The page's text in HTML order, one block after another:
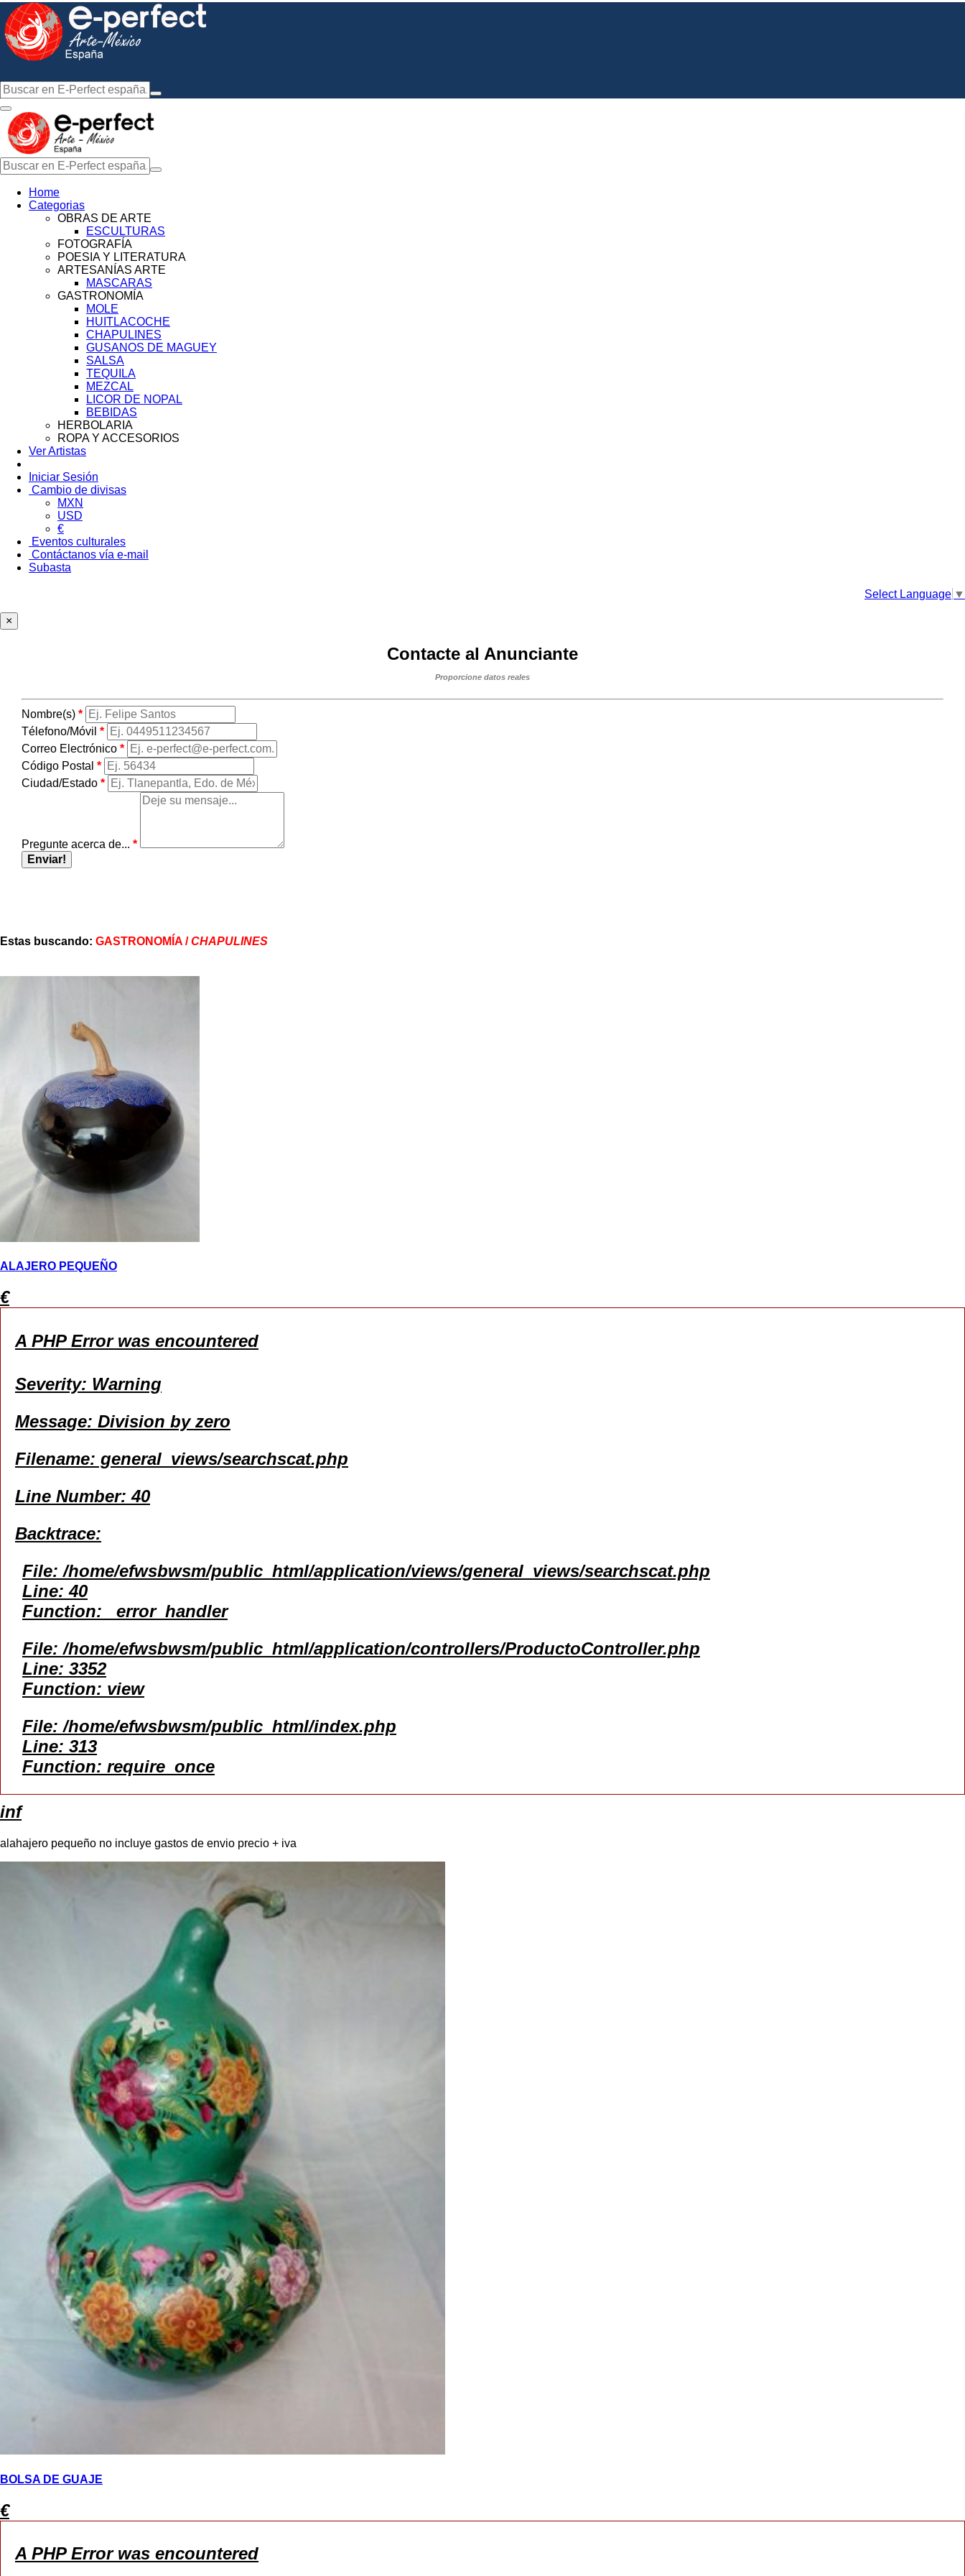
Home
Categorias
OBRAS DE ARTE
ESCULTURAS
FOTOGRAFÍA
POESIA Y LITERATURA
ARTESANÍAS ARTE
MASCARAS
GASTRONOMÍA
MOLE
HUITLACOCHE
CHAPULINES
GUSANOS DE MAGUEY
SALSA
TEQUILA
MEZCAL
LICOR DE NOPAL
BEBIDAS
HERBOLARIA
ROPA Y ACCESORIOS
Ver Artistas
Iniciar Sesión
Cambio de divisas
MXN
USD
€
Eventos culturales
Contáctanos vía e-mail
Subasta
Select Language ▼
×
Contacte al Anunciante
Proporcione datos reales
Nombre(s) *
Télefono/Móvil *
Correo Electrónico *
Código Postal *
Ciudad/Estado *
Pregunte acerca de... *
Enviar!
Estas buscando: GASTRONOMÍA /CHAPULINES
ALAJERO PEQUEÑO
€
A PHP Error was encountered
Severity: Warning
Message: Division by zero
Filename: general_views/searchscat.php
Line Number: 40
Backtrace:
File: /home/efwsbwsm/public_html/application/views/general_views/searchscat.php
Line: 40
Function: _error_handler
File: /home/efwsbwsm/public_html/application/controllers/ProductoController.php
Line: 3352
Function: view
File: /home/efwsbwsm/public_html/index.php
Line: 313
Function: require_once
inf
alahajero pequeño no incluye gastos de envio precio + iva
BOLSA DE GUAJE
€
A PHP Error was encountered